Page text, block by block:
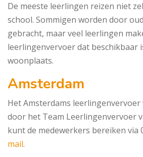
De meeste leerlingen reizen niet
school. Sommigen worden door
gebracht, maar veel leerlingen
leerlingenvervoer dat beschikbaar
woonplaats.
Amsterdam
Het Amsterdams
door het Team Leerlingenvervoer
kunt de medewerkers bereiken via
mail.